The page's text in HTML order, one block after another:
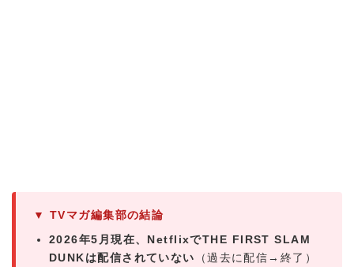
▼ TVマガ編集部の結論
2026年5月現在、NetflixでTHE FIRST SLAM
DUNKは配信されていない
（過去に配信→終了）